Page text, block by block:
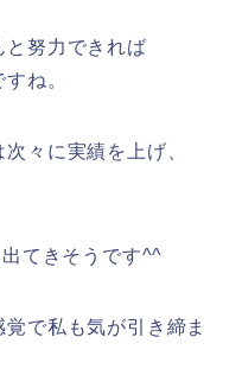
と努力できれば
ね。
々に実績を上げ、
てきそうです^^
で私も気が引き締ま